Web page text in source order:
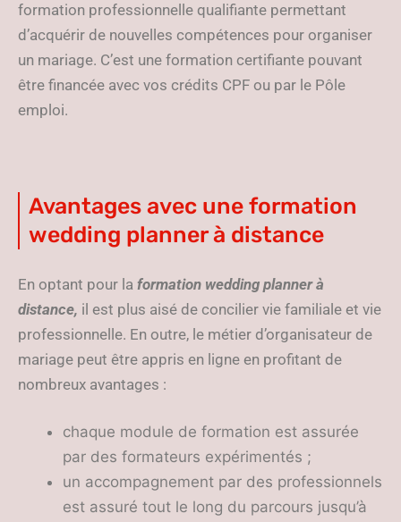
formation professionnelle qualifiante permettant
d’acquérir de nouvelles compétences pour organiser
un mariage. C’est une formation certifiante pouvant
être financée avec vos crédits CPF ou par le Pôle
emploi.
Avantages avec une formation
wedding planner à distance
En optant pour la formation wedding planner à
distance, il est plus aisé de concilier vie familiale et vie
professionnelle. En outre, le métier d’organisateur de
mariage peut être appris en ligne en profitant de
nombreux avantages :
chaque module de formation est assurée
par des formateurs expérimentés ;
un accompagnement par des professionnels
est assuré tout le long du parcours jusqu’à